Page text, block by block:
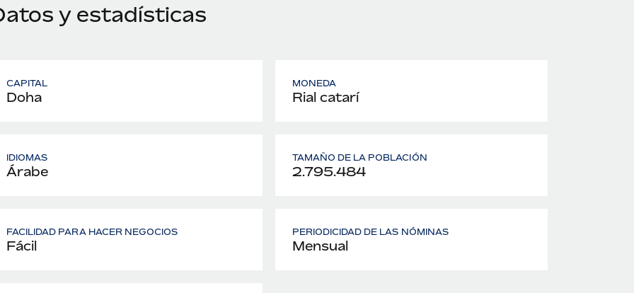
y estadísticas
CAPITAL
Doha
MONEDA
Rial catarí
IDIOMAS
Árabe
TAMAÑO DE LA POBLACIÓN
2.795.484
FACILIDAD PARA HACER NEGOCIOS
Fácil
PERIODICIDAD DE LAS NÓMINAS
Mensual